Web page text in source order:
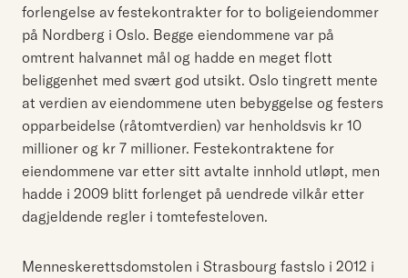
forlengelse av festekontrakter for to boligeiendommer
på Nordberg i Oslo. Begge eiendommene var på
omtrent halvannet mål og hadde en meget flott
beliggenhet med svært god utsikt. Oslo tingrett mente
at verdien av eiendommene uten bebyggelse og festers
opparbeidelse (råtomtverdien) var henholdsvis kr 10
millioner og kr 7 millioner. Festekontraktene for
eiendommene var etter sitt avtalte innhold utløpt, men
hadde i 2009 blitt forlenget på uendrede vilkår etter
dagjeldende regler i tomtefesteloven.
Menneskerettsdomstolen i Strasbourg fastslo i 2012 i